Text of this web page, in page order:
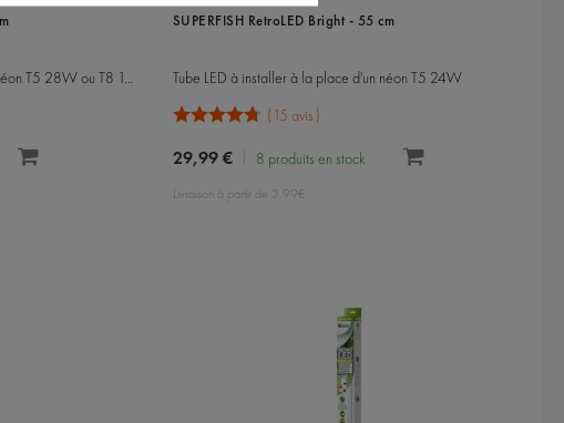
Tube LED à installer à la place d'un néon T5 28W ou T8 18W
SUPERFISH RetroLED Bright - 55 cm
Tube LED à installer à la place d'un néon T5 24W
15 avis
29,99 € 8 produits en stock
Livraison à partir de 3,99€